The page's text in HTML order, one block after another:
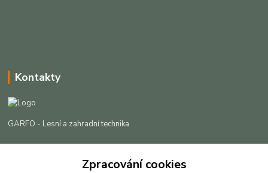
Kontakty
GARFO - Lesní a zahradní technika
+420 725 301 044
Zpracování cookies